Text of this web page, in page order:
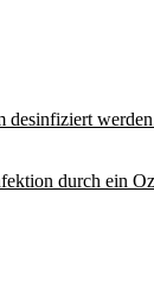
durch ein